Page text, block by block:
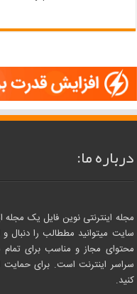
درباره ما:
مجله اینترنتی نوین فایل یک
سایت میتوانید مططالب را دنبال و
محتوای مجاز و مناسب برای
سراسر اینترنت است. برای حمایت
کنید.